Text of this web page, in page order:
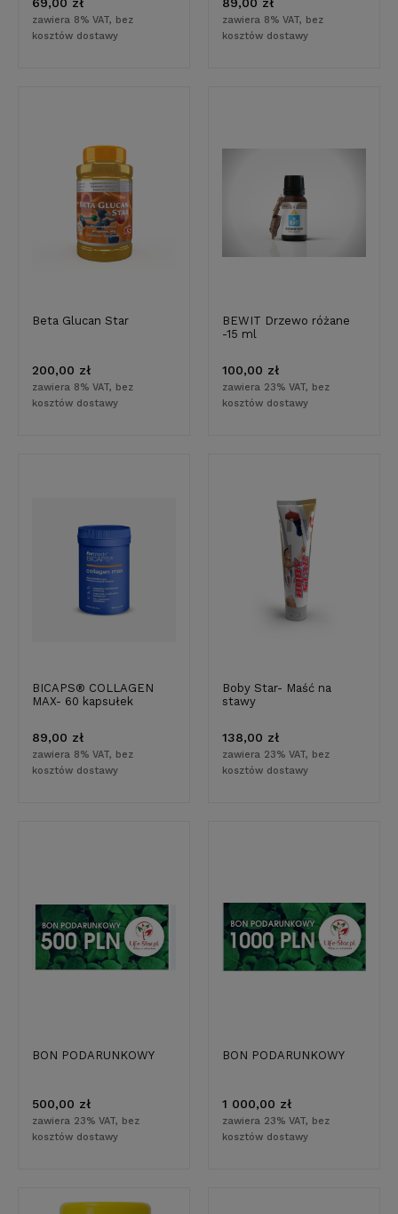
zawiera 8% VAT, bez
kosztów dostawy
zawiera 8% VAT, bez
kosztów dostawy
Beta Glucan Star
200,00 zł
zawiera 8% VAT, bez
kosztów dostawy
BEWIT Drzewo różane
-15 ml
100,00 zł
zawiera 23% VAT, bez
kosztów dostawy
BICAPS® COLLAGEN
MAX- 60 kapsułek
89,00 zł
zawiera 8% VAT, bez
kosztów dostawy
Boby Star- Maść na
stawy
138,00 zł
zawiera 23% VAT, bez
kosztów dostawy
BON PODARUNKOWY
500,00 zł
zawiera 23% VAT, bez
kosztów dostawy
BON PODARUNKOWY
1 000,00 zł
zawiera 23% VAT, bez
kosztów dostawy